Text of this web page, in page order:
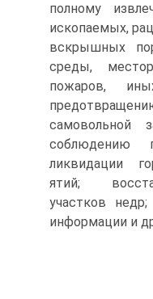
полному
ископаемых,
вскрышных
среды,
пожаров,
самовольной
соблюдению
ликвидации
ятий;
участков недр;
информации и